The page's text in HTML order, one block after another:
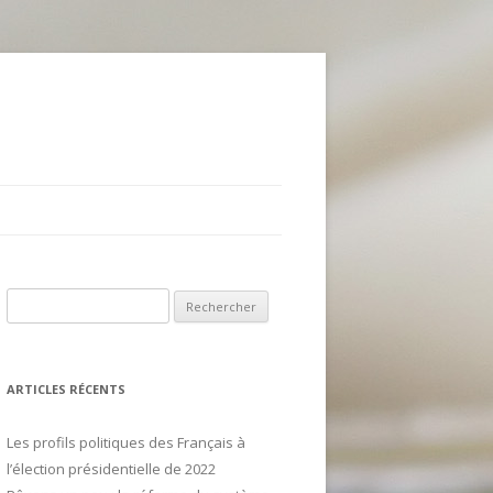
e
h
r
c
h
ARTICLES RÉCENTS
Les profils politiques des Français à
l’élection présidentielle de 2022